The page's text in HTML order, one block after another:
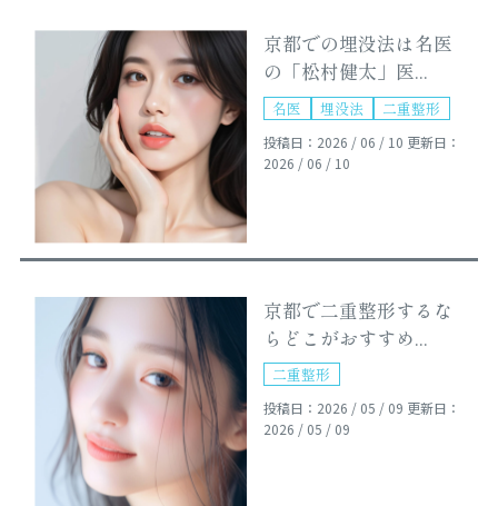
京都での埋没法は名医
の「松村健太」医...
名医 埋没法 二重整形
投稿日：2026 / 06 / 10 更新日：
2026 / 06 / 10
京都で二重整形するな
らどこがおすすめ...
二重整形
投稿日：2026 / 05 / 09 更新日：
2026 / 05 / 09